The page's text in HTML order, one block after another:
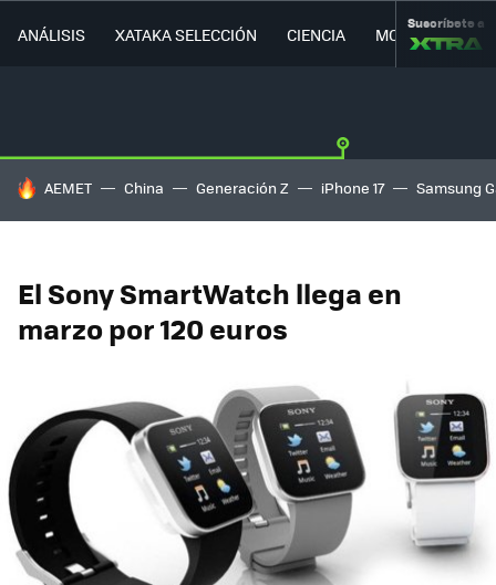
ANÁLISIS XATAKA SELECCIÓN CIENCIA MOVILIDAD
Suscríbete a
HOY SE HABLA DE
AEMET China Generación Z iPhone 17 Samsung
El Sony SmartWatch llega en
marzo por 120 euros